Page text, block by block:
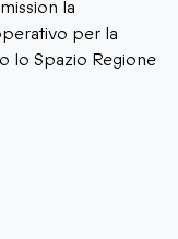
la
per la
lo Spazio Regione